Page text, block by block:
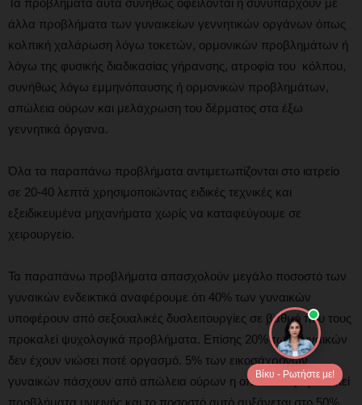
Τα προβλήματα αυτά συνήθως οφείλονται ή συνυπάρχουν με
άλλα προβλήματα των γυναικείων γεννητικών οργάνων όπως
κολπική χαλάρωση λόγω τοκετών, ορμονικών προβλημάτων ή
λόγω της φυσικής διαδικασίας γήρανσης, ατροφία του κόλπου,
συνήθως λόγω εμμηνόπαυσης ή ορμονικών προβλημάτων,
απώλεια ούρων και μελάχρωση του δέρματος στα έξω
γεννητικά όργανα.
Όλα τα παραπάνω προβλήματα αντιμετωπίζονται στο ιατρείο
σε 20-40 λεπτά χρησιμοποιώντας ειδικές τεχνικές και
εξειδικευμένα μηχανήματα χωρίς να καταφεύγουμε σε
χειρουργείο.
Τα παραπάνω προβλήματα απασχολούν μεγάλο ποσοστό των
γυναικών ενδεικτικά αναφέρουμε ότι 40% των γυναικών
υποφέρουν από σεξουαλικές δυσλειτουργίες σε βαθμό που τους
προκαλεί ψυχολογικά προβλήματα. Επίσης 20% των γυναικών
δεν έχουν νιώσει ποτέ οργασμό. 5% των εικοσάχρονων
γυναικών πάσχουν από απώλεια ούρων η οποία τους προκαλεί
προβλήματα υγιεινής και το ποσοστό αυτό αυξάνεται στο 50%
Βίκυ - Ρωτήστε με!